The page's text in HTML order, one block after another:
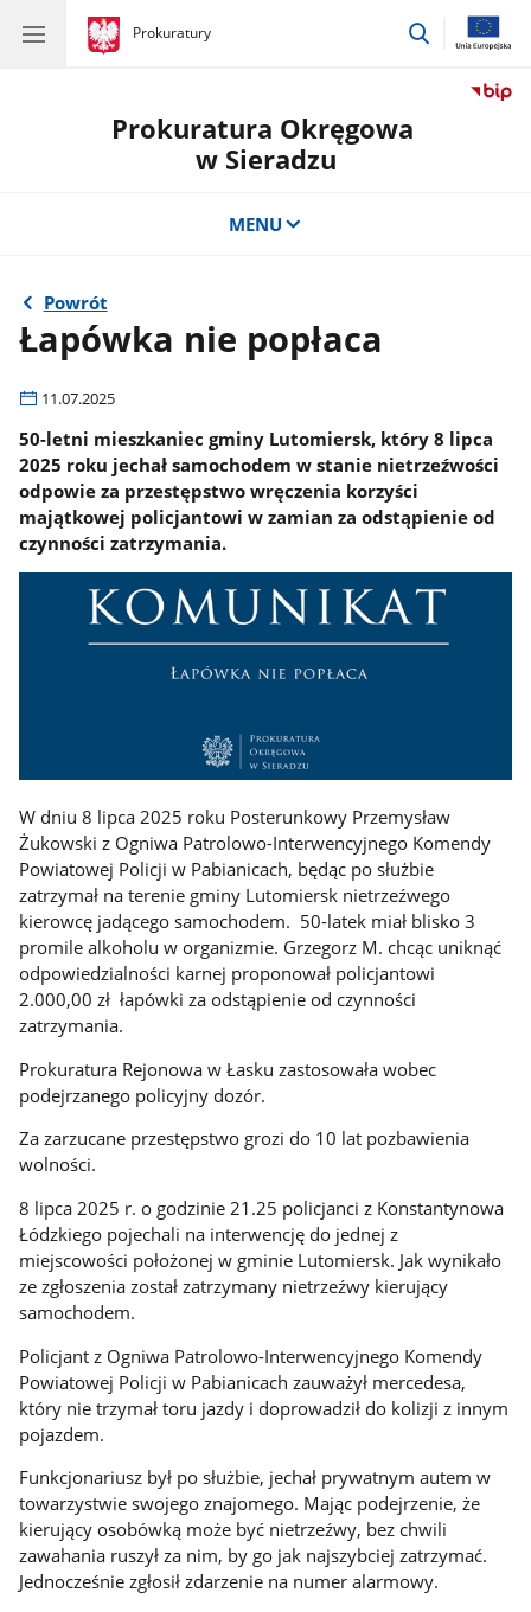
gov.pl
Prokuratury
gov.pl
Prokuratury
przejdź
Prokuratura Okręgowa
w Sieradzu
MENU
Powrót
Łapówka nie popłaca
11.07.2025
50-letni mieszkaniec gminy Lutomiersk, który 8 lipca
2025 roku jechał samochodem w stanie nietrzeźwości
odpowie za przestępstwo wręczenia korzyści
majątkowej policjantowi w zamian za odstąpienie od
czynności zatrzymania.
W dniu 8 lipca 2025 roku Posterunkowy Przemysław
Żukowski z Ogniwa Patrolowo-Interwencyjnego Komendy
Powiatowej Policji w Pabianicach, będąc po służbie
zatrzymał na terenie gminy Lutomiersk nietrzeźwego
kierowcę jadącego samochodem. 50-latek miał blisko 3
promile alkoholu w organizmie. Grzegorz M. chcąc uniknąć
odpowiedzialności karnej proponował policjantowi
2.000,00 zł łapówki za odstąpienie od czynności
zatrzymania.
Prokuratura Rejonowa w Łasku zastosowała wobec
podejrzanego policyjny dozór.
Za zarzucane przestępstwo grozi do 10 lat pozbawienia
wolności.
8 lipca 2025 r. o godzinie 21.25 policjanci z Konstantynowa
Łódzkiego pojechali na interwencję do jednej z
miejscowości położonej w gminie Lutomiersk. Jak wynikało
ze zgłoszenia został zatrzymany nietrzeźwy kierujący
samochodem.
Policjant z Ogniwa Patrolowo-Interwencyjnego Komendy
Powiatowej Policji w Pabianicach zauważył mercedesa,
który nie trzymał toru jazdy i doprowadził do kolizji z innym
pojazdem.
Funkcjonariusz był po służbie, jechał prywatnym autem w
towarzystwie swojego znajomego. Mając podejrzenie, że
kierujący osobówką może być nietrzeźwy, bez chwili
zawahania ruszył za nim, by go jak najszybciej zatrzymać.
Jednocześnie zgłosił zdarzenie na numer alarmowy.